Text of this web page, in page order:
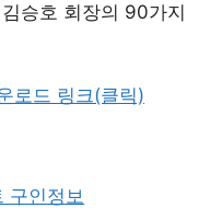
승호 회장의 90가지
로드 링크(클릭)
구인정보